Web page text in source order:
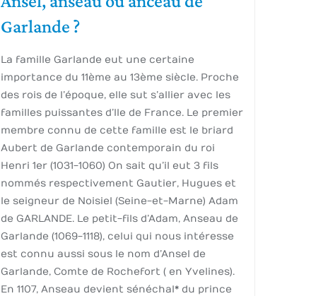
Garlande ?
La famille Garlande eut une certaine
importance du 11ème au 13ème siècle. Proche
des rois de l’époque, elle sut s’allier avec les
familles puissantes d’Ile de France. Le premier
membre connu de cette famille est le briard
Aubert de Garlande contemporain du roi
Henri 1er (1031-1060) On sait qu’il eut 3 fils
nommés respectivement Gautier, Hugues et
le seigneur de Noisiel (Seine-et-Marne) Adam
de GARLANDE. Le petit-fils d’Adam, Anseau de
Garlande (1069-1118), celui qui nous intéresse
est connu aussi sous le nom d’Ansel de
Garlande, Comte de Rochefort ( en Yvelines).
En 1107, Anseau devient sénéchal* du prince